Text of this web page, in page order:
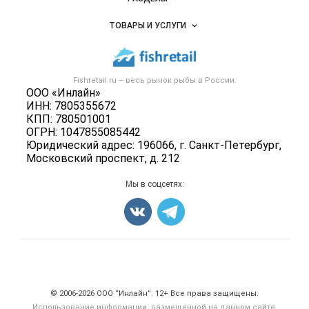
Fishretail.ru – весь рынок рыбы в России.
ООО «Инлайн»
ИНН: 7805355672
КПП: 780501001
ОГРН: 1047855085442
Юридический адрес: 196066, г. Санкт-Петербург,
Московский проспект, д. 212
Размещение рекламы
Публичная оферта
Контактная информация
Политика обработки персональных данных
Объявления
Новости рынка
Вакансии
Блог
ТОВАРЫ И УСЛУГИ
Икра
Рыбопосадочный материал
Полуфабрикаты
Консервы
Карта объявлений
Мы в соцсетях:
© 2006‑2026 ООО “Инлайн”. 12+ Все права защищены.